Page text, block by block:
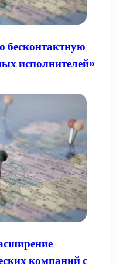
бесконтактную
исполнителей»
компаний с